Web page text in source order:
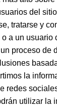
- Camino de
Humanes de
ESPAÑA
del
tratarse y
a un usuario
proceso de
la
redes
utilizar la